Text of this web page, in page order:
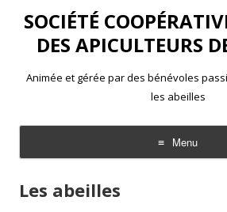
SOCIÉTÉ
DES APICULTEURS
Animée et gérée par des bénévoles
les abeilles
Menu
Aller
contenu
Les abeilles